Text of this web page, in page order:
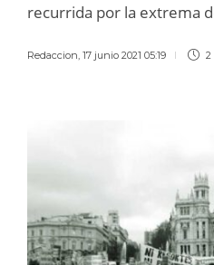
recurrida por la extrema
Redaccion, 17 junio 2021 05:19 2